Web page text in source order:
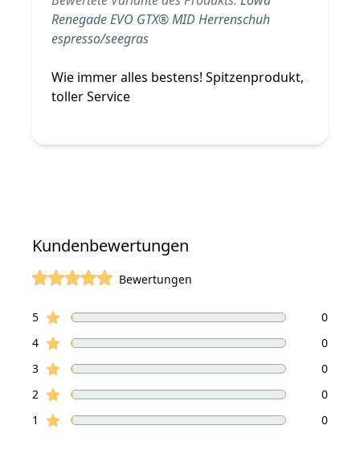
Renegade EVO GTX® MID Herrenschuh
espresso/seegras
Wie immer alles bestens! Spitzenprodukt,
toller Service
Kundenbewertungen
Bewertungen
Bewertungen
5Sterne Bewertungen
0
4Sterne Bewertungen
0
3Sterne Bewertungen
0
2 Sterne Bewertungen
0
1
Sterne Bewertungen 0